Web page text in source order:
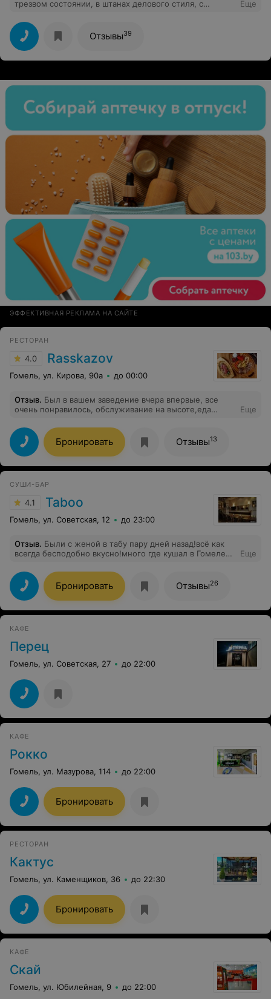
трезвом состоянии, в штанах делового стиля, с
Еще
Отзывы39
ЭФФЕКТИВНАЯ РЕКЛАМА НА САЙТЕ
РЕСТОРАН
4.0 Rasskazov
Гомель, ул. Кирова, 90а до 00:00
Отзыв. Был в вашем заведение вчера впервые, все
очень понравилось, обслуживание на высоте,еда
ресторана заслуженно по праву! Приду туда ещё не
раз...
Еще
Бронировать Отзывы13
СУШИ-БАР
4.1 Taboo
Гомель, ул. Советская, 12 до 23:00
Отзыв. Были с женой в табу пару дней назад!всё как
всегда бесподобно вкусно!много где кушал в Гомеле
городе!спасибо!
Еще
Бронировать Отзывы26
КАФЕ
Перец
Гомель, ул. Советская, 27 до 22:00
КАФЕ
Рокко
Гомель, ул. Мазурова, 114 до 22:00
Бронировать
РЕСТОРАН
Кактус
Гомель, ул. Каменщиков, 36 до 22:30
Бронировать
КАФЕ
Скай
Гомель, ул. Юбилейная, 9 до 22:00